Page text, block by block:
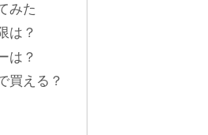
みた
は？
は？
買える？